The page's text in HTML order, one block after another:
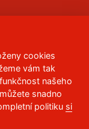
95
466 036 113
cookies
vám tak
našeho
snadno
politiku si